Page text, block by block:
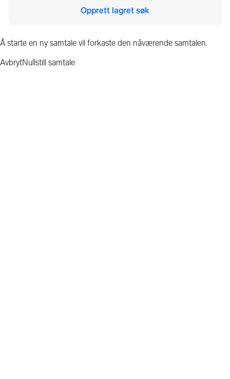
Opprett lagret søk